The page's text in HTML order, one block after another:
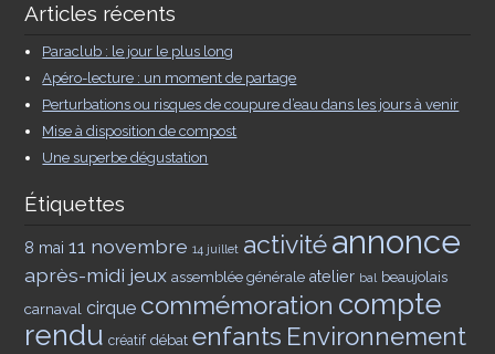
Articles récents
Paraclub : le jour le plus long
Apéro-lecture : un moment de partage
Perturbations ou risques de coupure d’eau dans les jours à venir
Mise à disposition de compost
Une superbe dégustation
Étiquettes
8 mai 11 novembre 14 juillet activitéannonce
après-midi jeux assemblée générale atelier bal beaujolais
carnaval cirque commémoration compte
rendu créatif débat enfants Environnement